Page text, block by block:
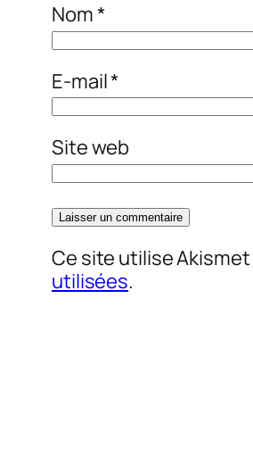
Nom*
E-mail*
Site web
Ce site utilise
utilisées.